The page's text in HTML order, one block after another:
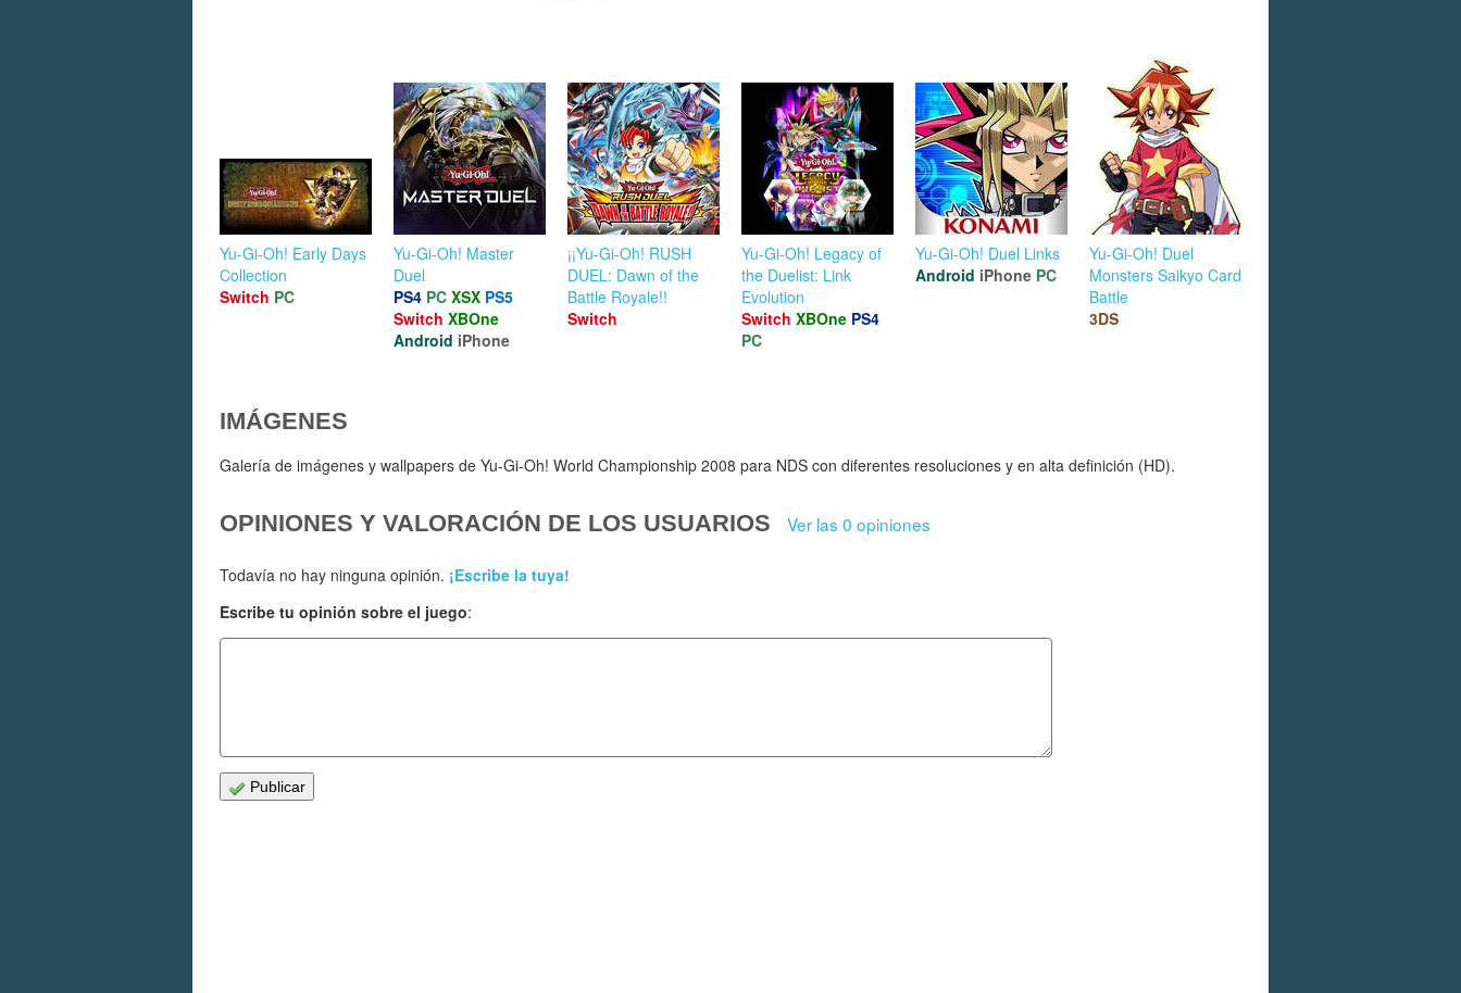
Yu-Gi-Oh! Early Days
Collection
Switch PC
Yu-Gi-Oh! Master
Duel
PS4 PC XSX PS5
Switch XBOne
Android iPhone
¡¡Yu-Gi-Oh! RUSH
DUEL: Dawn of the
Battle Royale!!
Switch
Yu-Gi-Oh! Legacy of
the Duelist: Link
Evolution
Switch XBOne PS4
PC
Yu-Gi-Oh! Duel Links
Android iPhone PC
Yu-Gi-Oh! Duel
Monsters Saikyo Card
Battle
3DS
IMÁGENES
Galería de imágenes y wallpapers de Yu-Gi-Oh! World Championship 2008 para NDS con diferentes resoluciones y en alta definición (HD).
OPINIONES Y VALORACIÓN DE LOS USUARIOS Ver las 0 opiniones
Todavía no hay ninguna opinión. ¡Escribe la tuya!
Escribe tu opinión sobre el juego:
Publicar